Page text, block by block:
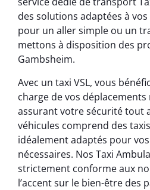
des solutions adaptées à
pour un aller simple ou un
mettons à disposition des
Gambsheim.
Avec un taxi VSL, vous
charge de vos
assurant votre sécurité tout
véhicules comprend des
idéalement adaptés pour
nécessaires. Nos Taxi
strictement conforme aux
l’accent sur le bien-être des